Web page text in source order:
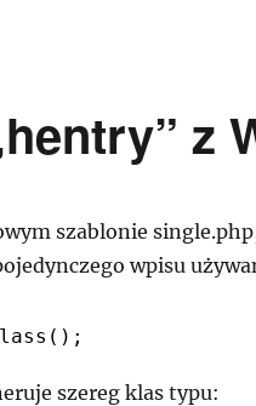
z
szablonie
wpisu
szereg klas typu: